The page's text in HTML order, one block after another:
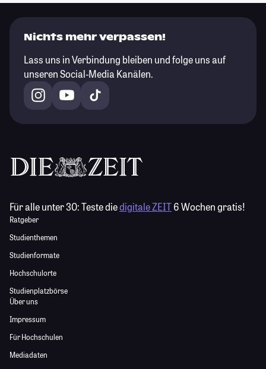
Nichts mehr verpassen!
Lass uns in Verbindung bleiben und folge uns auf
unseren Social-Media Kanälen.
Für alle unter 30:Teste diedigitale ZEIT6 Wochen gratis!
Ratgeber
Studienthemen
Studienformate
Hochschulorte
Studienplatzbörse
Über uns
Impressum
Für Hochschulen
Mediadaten